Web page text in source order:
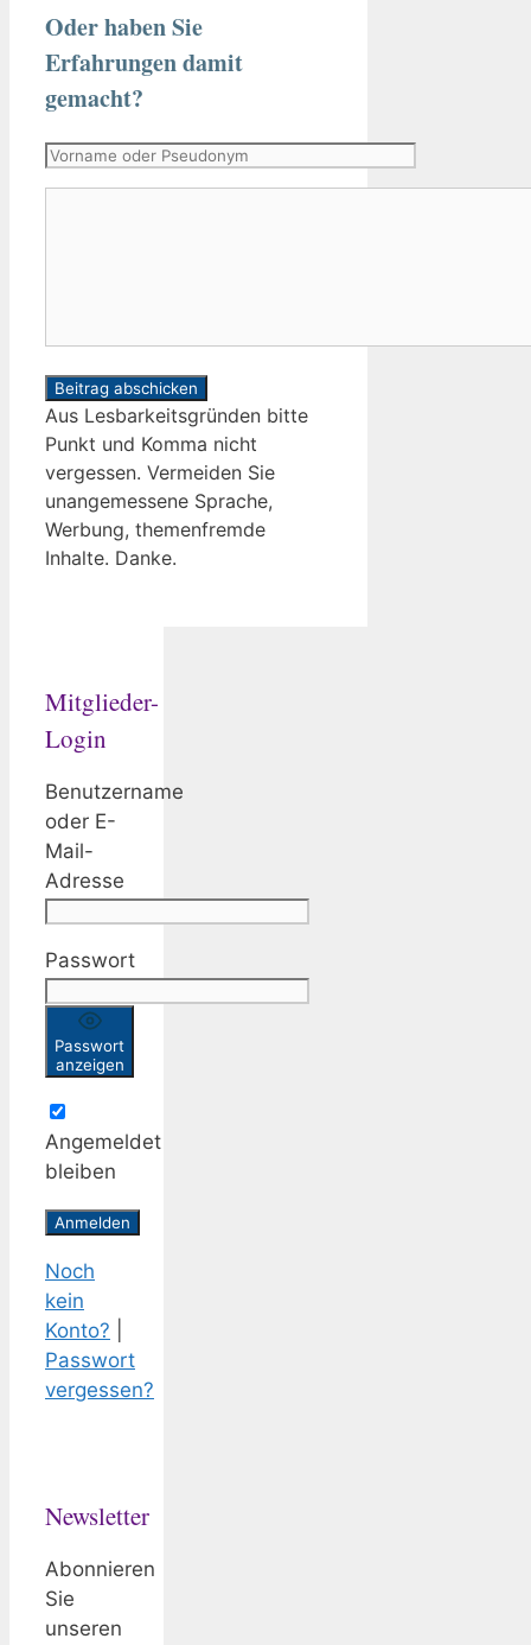
Oder haben Sie
Erfahrungen damit
gemacht?
Vorname
oder
Aus Lesbarkeitsgründen bitte
Punkt und Komma nicht
vergessen. Vermeiden Sie
unangemessene Sprache,
Werbung, themenfremde
Inhalte. Danke.
Mitglieder-
Login
Benutzername
oder E-
Mail-
Adresse
Passwort
Passwort
anzeigen
Angemeldet
bleiben
Noch
kein
Konto?
Passwort
vergessen?
Newsletter
Abonnieren
Sie
unseren